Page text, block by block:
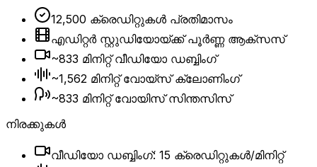
12,500 ക്രെഡിറ്റുകൾ പ്രതിമാസം
എഡിറ്റർ സ്റ്റുഡിയോയ്ക്ക് പൂർണ്ണ ആക്‌സസ്
~833 മിനിറ്റ് വീഡിയോ ഡബ്ബിംഗ്
~1,562 മിനിറ്റ് വോയ്സ് ക്ലോണിംഗ്
~833 മിനിറ്റ് വോയിസ് സിന്തസിസ്
നിരക്കുകൾ
വീഡിയോ ഡബ്ബിംഗ്: 15 ക്രെഡിറ്റുകൾ/മിനിറ്റ്